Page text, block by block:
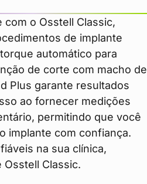
com o Osstell Classic,
de implante
automático para
de corte com macho de
Plus garante resultados
ao fornecer medições
permitindo que você
implante com confiança.
na sua clínica,
Classic.